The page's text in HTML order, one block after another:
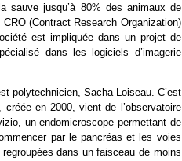
sauve jusqu’à 80% des animaux de
(Contract Research Organization)
est impliquée dans un projet de
dans les logiciels d’imagerie
polytechnicien, Sacha Loiseau. C’est
en 2000, vient de l’observatoire
un endomicroscope permettant de
par le pancréas et les voies
dans un faisceau de moins